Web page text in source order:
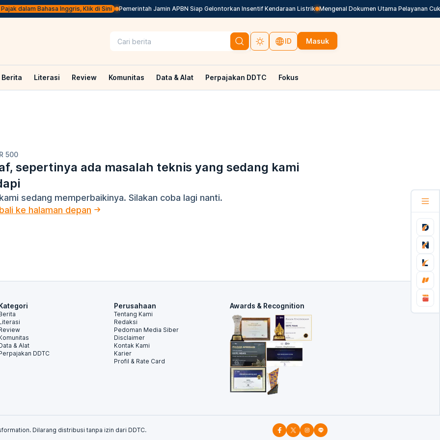
dalam Bahasa Inggris, Klik di Sini Pemerintah Jamin APBN Siap Gelontorkan Insentif Kendaraan Listrik Mengenal Dokumen Utama Pelayanan Cukai
ID Masuk
Berita Literasi Review Komunitas Data & Alat Perpajakan DDTC Fokus
500
sepertinya ada masalah teknis yang sedang kami
sedang memperbaikinya. Silakan coba lagi nanti.
ke halaman depan
& Alat
DDTC
Perusahaan
Tentang Kami
Redaksi
Pedoman Media Siber
Disclaimer
Kontak Kami
Karier
Profil & Rate Card
Awards & Recognition
Dilarang distribusi tanpa izin dari DDTC.